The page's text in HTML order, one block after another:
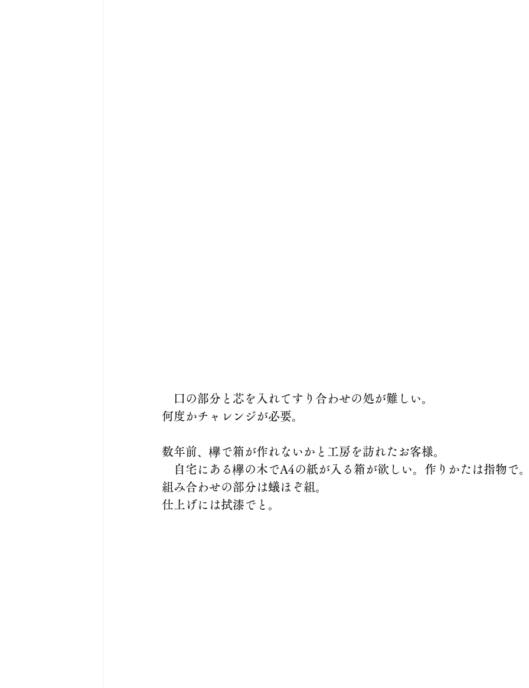
口の部分と芯を入れてすり合わせの処が難しい。
何度かチャレンジが必要。
数年前、欅で箱が作れないかと工房を訪れたお客様。
自宅にある欅の木でA4の紙が入る箱が欲しい。作りかたは指物で
組み合わせの部分は蟻ほぞ組。
仕上げには拭漆でと。